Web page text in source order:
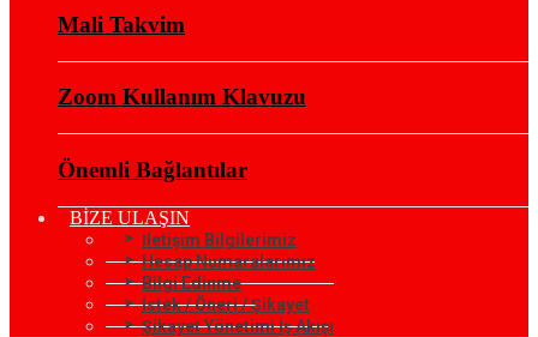
Mali Takvim
Zoom Kullanım Klavuzu
Önemli Bağlantılar
BİZE ULAŞIN
İletişim Bilgilerimiz
Hesap Numaralarımız
Bilgi Edinme
İstek / Öneri / Şikayet
Şikayet Yönetimi İş Akışı